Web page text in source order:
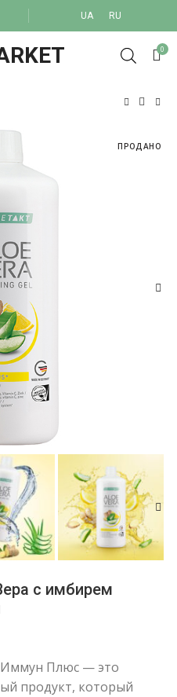
UA RU
0
ПРОДАНО
с имбирем
Иммун Плюс — это
продукт, который